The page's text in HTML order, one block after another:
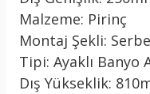
Malzeme: Pirinç
Montaj Şekli:
Tipi: Ayaklı Banyo
Dış Yükseklik: